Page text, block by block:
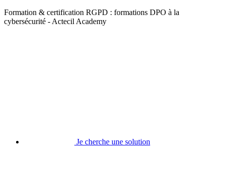
Formation & certification RGPD : formations DPO à la
cybersécurité - Actecil Academy
Je cherche une solution